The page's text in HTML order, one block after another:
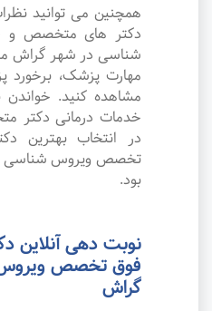
همچنین می توانید
دکتر های متخصص
شناسی در شهر گراش
مهارت پزشک، برخورد
مشاهده کنید. خواندن
خدمات درمانی دکتر
در انتخاب بهترین
تخصص ویروس شناسی
بود.
نوبت دهی آنلاین
فوق تخصص
گراش